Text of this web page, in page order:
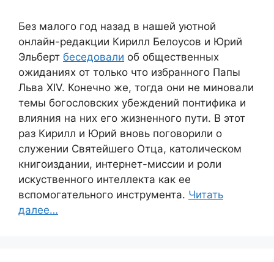
Без малого год назад в нашей уютной
онлайн-редакции Кирилл Белоусов и Юрий
Эльберт беседовали об общественных
ожиданиях от только что избранного Папы
Льва XIV. Конечно же, тогда они не миновали
темы богословских убеждений понтифика и
влияния на них его жизненного пути. В этот
раз Кирилл и Юрий вновь поговорили о
служении Святейшего Отца, католическом
книгоиздании, интернет-миссии и роли
искуственного интеллекта как ее
вспомогательного инструмента. Читать
далее…